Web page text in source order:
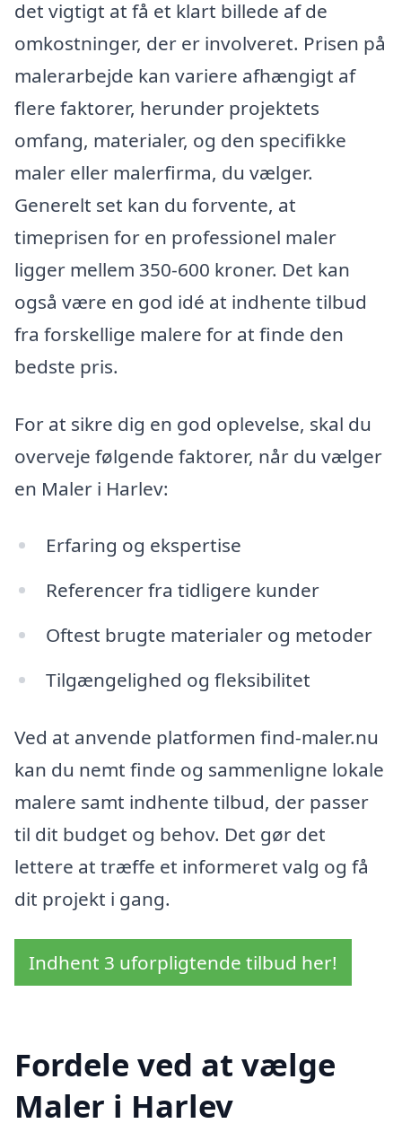
det vigtigt at få et klart billede af de
omkostninger, der er involveret. Prisen på
malerarbejde kan variere afhængigt af
flere faktorer, herunder projektets
omfang, materialer, og den specifikke
maler eller malerfirma, du vælger.
Generelt set kan du forvente, at
timeprisen for en professionel maler
ligger mellem 350-600 kroner. Det kan
også være en god idé at indhente tilbud
fra forskellige malere for at finde den
bedste pris.
For at sikre dig en god oplevelse, skal du
overveje følgende faktorer, når du vælger
en Maler i Harlev:
Erfaring og ekspertise
Referencer fra tidligere kunder
Oftest brugte materialer og metoder
Tilgængelighed og fleksibilitet
Ved at anvende platformen find-maler.nu
kan du nemt finde og sammenligne lokale
malere samt indhente tilbud, der passer
til dit budget og behov. Det gør det
lettere at træffe et informeret valg og få
dit projekt i gang.
Indhent 3 uforpligtende tilbud her!
Fordele ved at vælge
Maler i Harlev